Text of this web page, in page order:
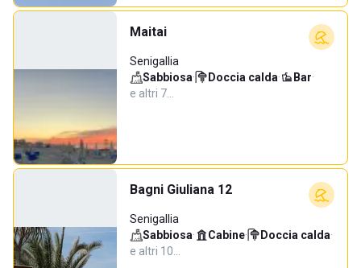
Maitai
Senigallia
Sabbiosa· Doccia calda· Bar·
e altri 7…
Bagni Giuliana 12
Senigallia
Sabbiosa· Cabine· Doccia calda·
e altri 10…